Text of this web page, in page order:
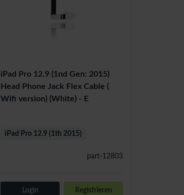
iPad Pro 12.9 (1nd Gen: 2015)
Head Phone Jack Flex Cable (
Wifi version) (White) - E
part-12803
iPad Pro 12.9 (1th 2015)
Login Registrieren